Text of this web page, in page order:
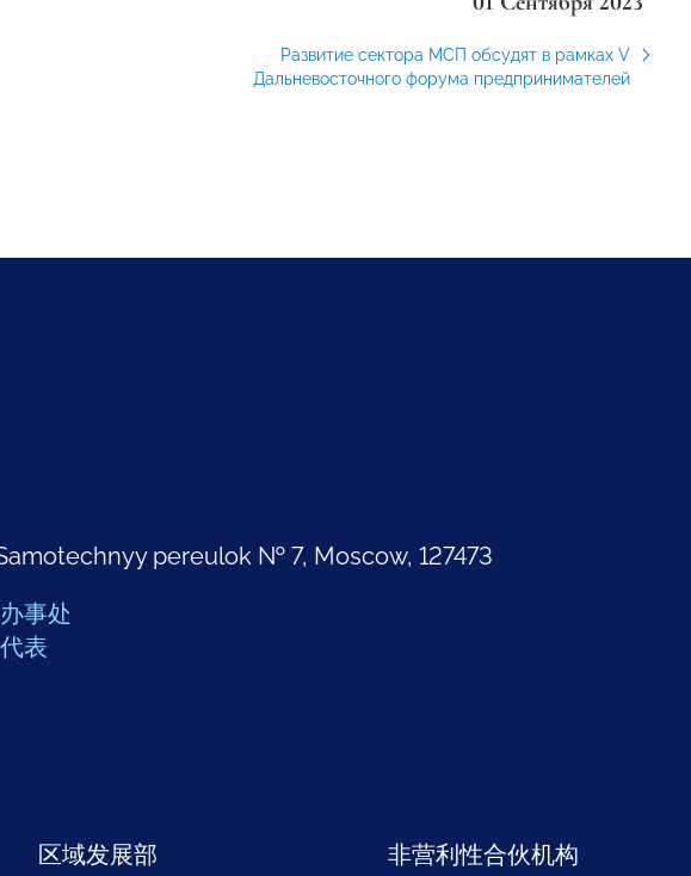
Развитие сектора МСП обсудят в рамках V
Дальневосточного форума предпринимателей
pereulok № 7, Moscow, 127473
事处
表
区域发展部
非营利性合伙机构